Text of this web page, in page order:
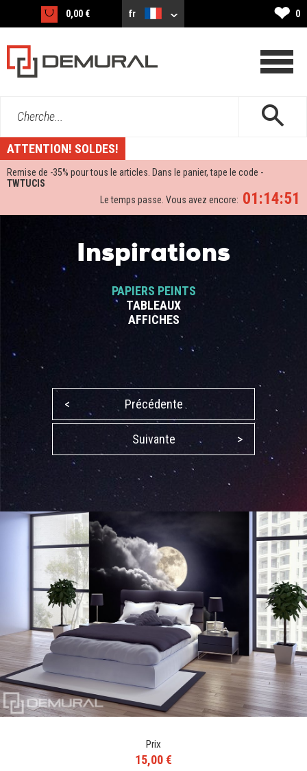
0,00 € fr ❤ 0
Cherche...
ATTENTION! SOLDES!
Remise de -35% pour tous le articles. Dans le panier, tape le code -
TWTUCIS
01:14:50
Le temps passe. Vous avez encore:
Inspirations
PAPIERS PEINTS
TABLEAUX
AFFICHES
< Précédente
Suivante >
Prix
15,00 €